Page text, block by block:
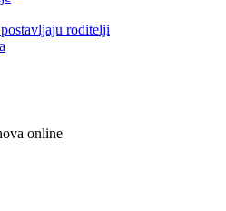
roditelji
online